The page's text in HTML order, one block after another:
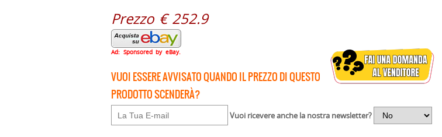
Prezzo € 252.9
Ad: Sponsored by eBay.
VUOI ESSERE AVVISATO QUANDO IL PREZZO DI QUESTO
PRODOTTO SCENDERÀ?
Vuoi ricevere anche la nostra newsletter?